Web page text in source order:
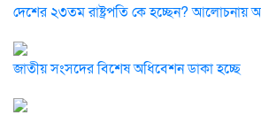
দেশের ২৩তম রাষ্ট্রপতি কে হচ্ছেন? আলোচনায়
জাতীয় সংসদের বিশেষ অধিবেশন ডাকা হচ্ছে